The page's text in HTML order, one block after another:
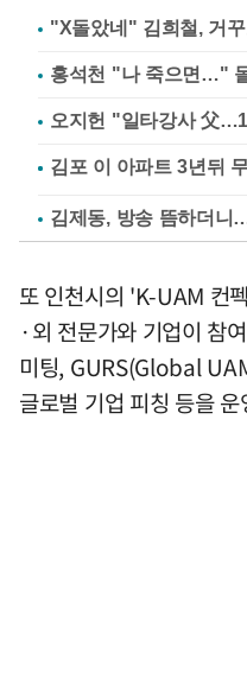
"X돌았네" 김희철, 거
홍석천 "나 죽으면…"
오지헌 "일타강사 父
김제동, 방송 뜸하더니
또 인천시의 'K-UAM 컨
·외 전문가와 기업이 참
미팅, GURS(Global
글로벌 기업 피칭 등을 운